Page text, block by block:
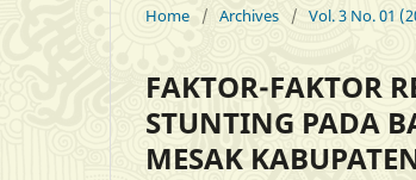
Home / Archives / Vol. 3 No. 01
FAKTOR-FAKTOR
STUNTING PADA
MESAK